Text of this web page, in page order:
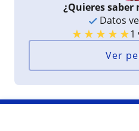
¿Quieres saber
Datos
★★★★★1
Ver